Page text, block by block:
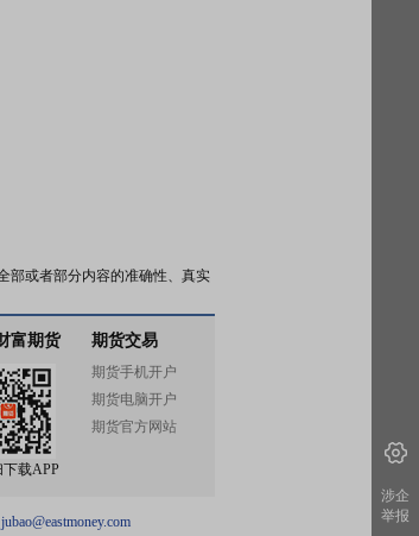
部或者部分内容的准确性、真实
富期货
载APP
期货交易
期货手机开户
期货电脑开户
期货官方网站
jubao@eastmoney.com
涉企
举报